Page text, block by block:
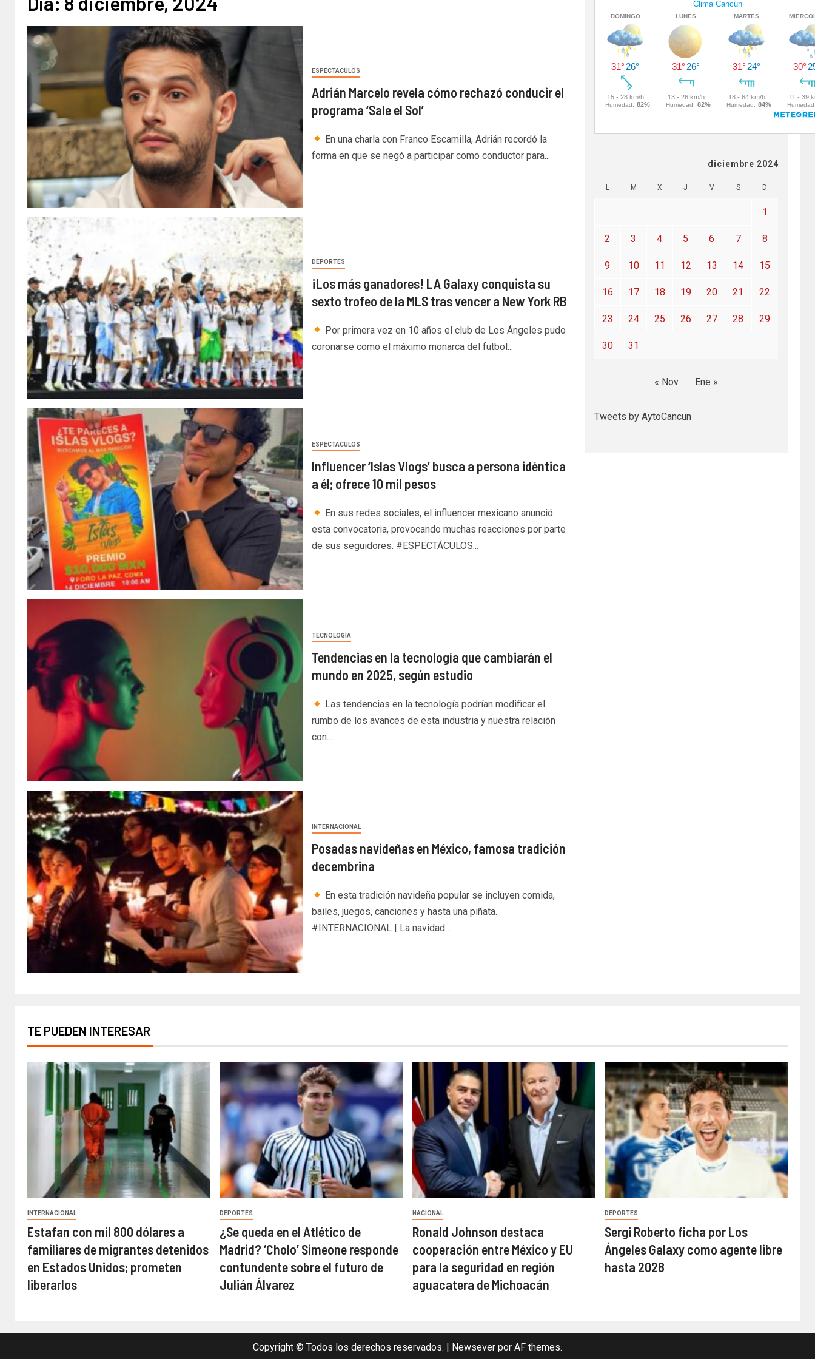
ESPECTACULOS
Adrián Marcelo revela cómo rechazó conducir el
programa ‘Sale el Sol’
En una charla con Franco Escamilla, Adrián recordó la
forma en que se negó a participar como conductor para...
DEPORTES
¡Los más ganadores! LA Galaxy conquista su
sexto trofeo de la MLS tras vencer a New York RB
Por primera vez en 10 años el club de Los Ángeles pudo
coronarse como el máximo monarca del futbol...
ESPECTACULOS
Influencer ‘Islas Vlogs’ busca a persona idéntica
a él; ofrece 10 mil pesos
En sus redes sociales, el influencer mexicano anunció
esta convocatoria, provocando muchas reacciones por parte
de sus seguidores. #ESPECTÁCULOS...
TECNOLOGÍA
Tendencias en la tecnología que cambiarán el
mundo en 2025, según estudio
Las tendencias en la tecnología podrían modificar el
rumbo de los avances de esta industria y nuestra relación
con...
INTERNACIONAL
Posadas navideñas en México, famosa tradición
decembrina
En esta tradición navideña popular se incluyen comida,
bailes, juegos, canciones y hasta una piñata.
#INTERNACIONAL | La navidad...
diciembre 2024
L M X J V S D
1
2 3 4 5 6 7 8
9 10 11 12 13 14 15
16 17 18 19 20 21 22
23 24 25 26 27 28 29
30 31
« Nov Ene »
Tweets by AytoCancun
TE PUEDEN INTERESAR
INTERNACIONAL
Estafan con mil 800 dólares a
familiares de migrantes detenidos
en Estados Unidos; prometen
liberarlos
DEPORTES
¿Se queda en el Atlético de
Madrid? ‘Cholo’ Simeone responde
contundente sobre el futuro de
Julián Álvarez
NACIONAL
Ronald Johnson destaca
cooperación entre México y EU
para la seguridad en región
aguacatera de Michoacán
DEPORTES
Sergi Roberto ficha por Los
Ángeles Galaxy como agente libre
hasta 2028
Copyright © Todos los derechos reservados. | Newsever por AF themes.